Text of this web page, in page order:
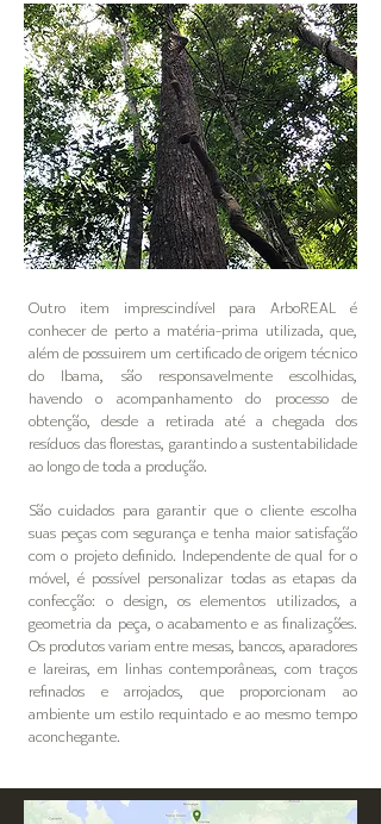
Outro item imprescindível para ArboREAL é
conhecer de perto a matéria-prima utilizada, que,
além de possuirem um certificado de origem técnico
do Ibama, são responsavelmente escolhidas,
havendo o acompanhamento do processo de
obtenção, desde a retirada até a chegada dos
resíduos das florestas, garantindo a sustentabilidade
ao longo de toda a produção.
São cuidados para garantir que o cliente escolha
suas peças com segurança e tenha maior satisfação
com o projeto definido. Independente de qual for o
móvel, é possível personalizar todas as etapas da
confecção: o design, os elementos utilizados, a
geometria da peça, o acabamento e as finalizações.
Os produtos variam entre mesas, bancos, aparadores
e lareiras, em linhas contemporâneas, com traços
refinados e arrojados, que proporcionam ao
ambiente um estilo requintado e ao mesmo tempo
aconchegante.